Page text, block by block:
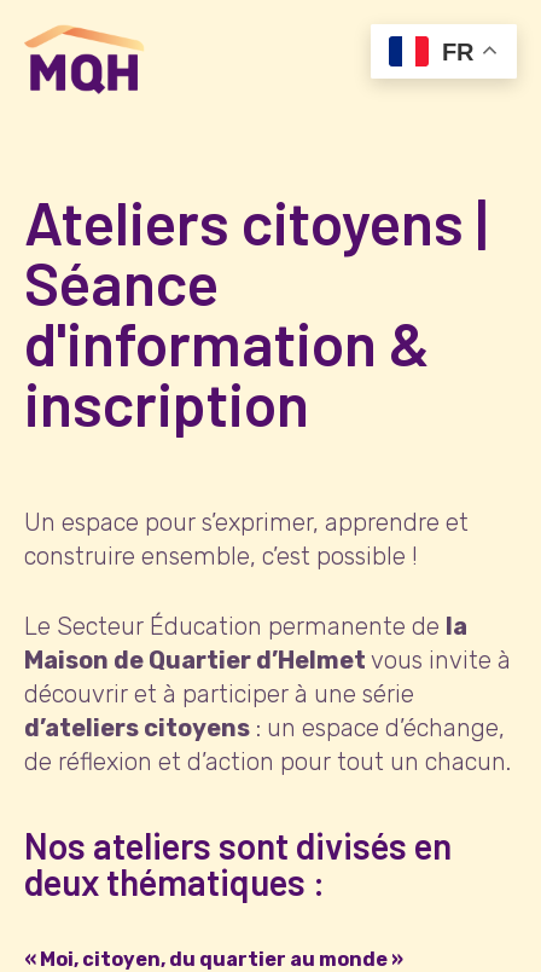
Ateliers citoyens |
Séance
d'information &
inscription
Un espace pour s’exprimer, apprendre et
construire ensemble, c’est possible !
Le Secteur Éducation permanente de la
Maison de Quartier d’Helmet vous invite à
découvrir et à participer à une série
d’ateliers citoyens : un espace d’échange,
de réflexion et d’action pour tout un chacun.
Nos ateliers sont divisés en
deux thématiques :
« Moi, citoyen, du quartier au monde »
FR